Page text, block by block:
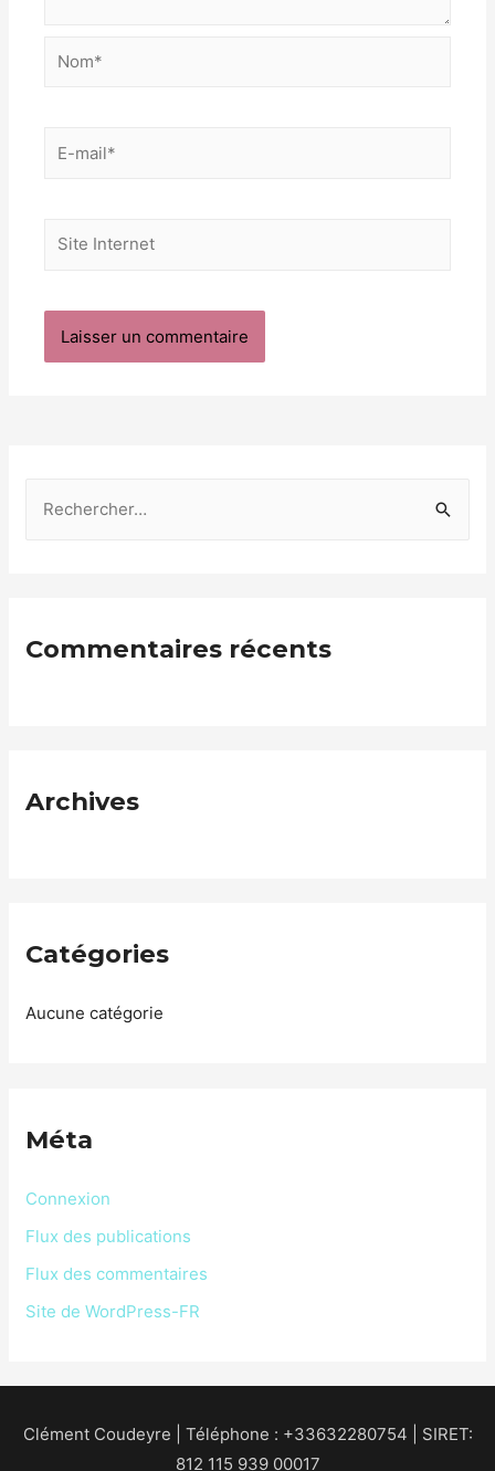
Commentaires récents
Archives
Catégories
Aucune catégorie
Méta
Connexion
Flux des publications
Flux des commentaires
Site de WordPress-FR
Clément Coudeyre | Téléphone : +33632280754 | SIRET:
812 115 939 00017